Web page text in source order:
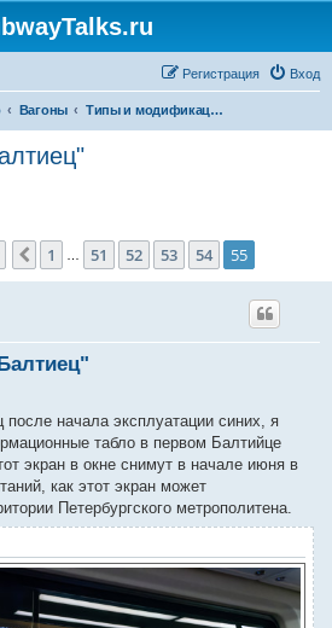
Вход
Регистрация
Вагоны Типы и модификации вагонов Петербургского Метрополитена
Страница 55из 55
Пред.
1 51 52 53 54 55
начала эксплуатации синих, я
табло в первом Балтийце
экран в окне снимут в начале июня в
как этот экран может
Петербургского метрополитена.